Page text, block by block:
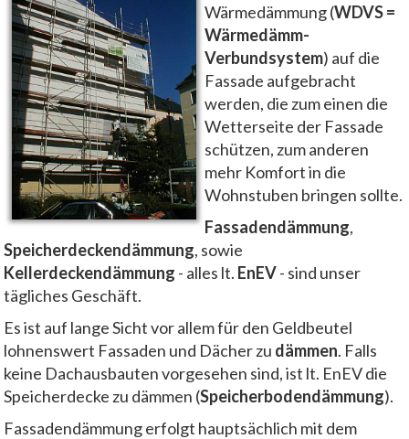
Wärmedämmung (WDVS =
Wärmedämm-
Verbundsystem) auf die
Fassade aufgebracht
werden, die zum einen die
Wetterseite der Fassade
schützen, zum anderen
mehr Komfort in die
Wohnstuben bringen sollte.
Fassadendämmung,
Speicherdeckendämmung, sowie
Kellerdeckendämmung - alles lt. EnEV- sind unser
tägliches Geschäft.
Es ist auf lange Sicht vor allem für den Geldbeutel
lohnenswert Fassaden und Dächer zu dämmen. Falls
keine Dachausbauten vorgesehen sind, ist lt. EnEV die
Speicherdecke zu dämmen (Speicherbodendämmung).
Fassadendämmung erfolgt hauptsächlich mit dem